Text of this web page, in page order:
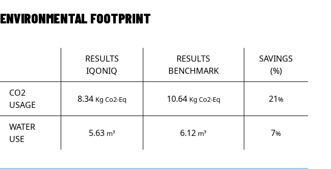
ENVIRONMENTAL FOOTPRINT
RESULTS
IQONIQ
RESULTS
BENCHMARK
SAVINGS
(%)
CO2
USAGE
8.34 Kg Co2-Eq 10.64 Kg Co2-Eq 21%
WATER
USE
5.63 m³ 6.12 m³ 7%